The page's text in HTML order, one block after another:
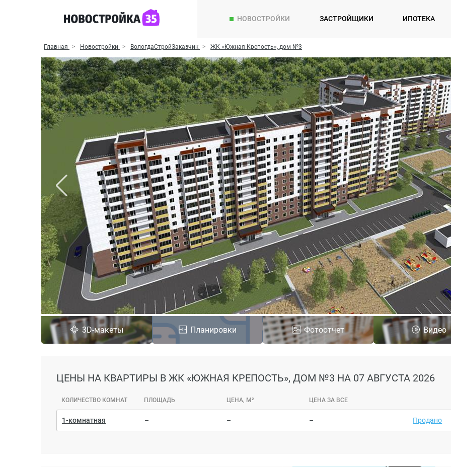
НОВОСТРОЙКИ ЗАСТРОЙЩИКИ ИПОТЕКА
Главная Новостройки ВологдаСтройЗаказчик ЖК «Южная Крепость», дом №3
3D-макеты Планировки Фотоотчет Видео
ЦЕНЫ НА КВАРТИРЫ В ЖК «ЮЖНАЯ КРЕПОСТЬ», ДОМ №3 НА 07 АВГУСТА 2026
КОЛИЧЕСТВО КОМНАТ ПЛОЩАДЬ ЦЕНА, М² ЦЕНА ЗА ВСЕ
1-комнатная – – – Продано